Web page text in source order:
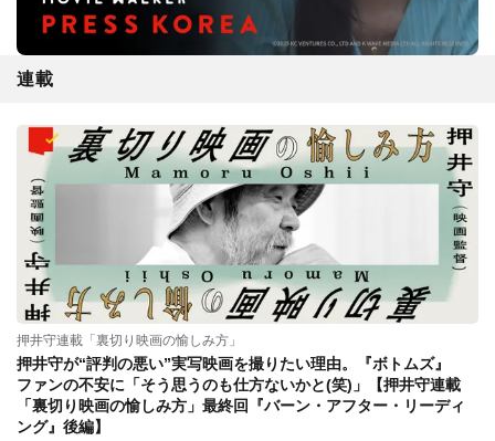
連載
押井守連載「裏切り映画の愉しみ方」
押井守が“評判の悪い”実写映画を撮りたい理由。『ボトムズ』
ファンの不安に「そう思うのも仕方ないかと(笑)」【押井守連載
「裏切り映画の愉しみ方」最終回『バーン・アフター・リーディ
ング』後編】